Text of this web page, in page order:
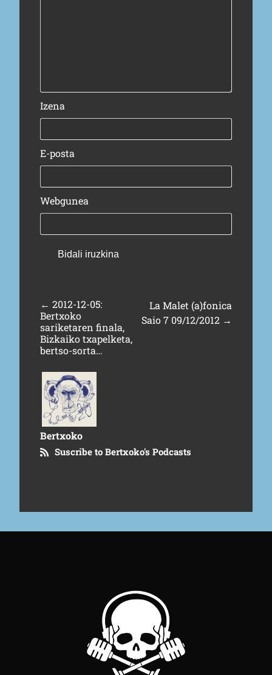
Izena
E-posta
Webgunea
← 2012-12-05:
Bertxoko
sariketaren finala,
Bizkaiko txapelketa,
bertso-sorta…
La Malet (a)fonica
Saio 7 09/12/2012 →
Bertxoko
Suscribe to Bertxoko's Podcasts